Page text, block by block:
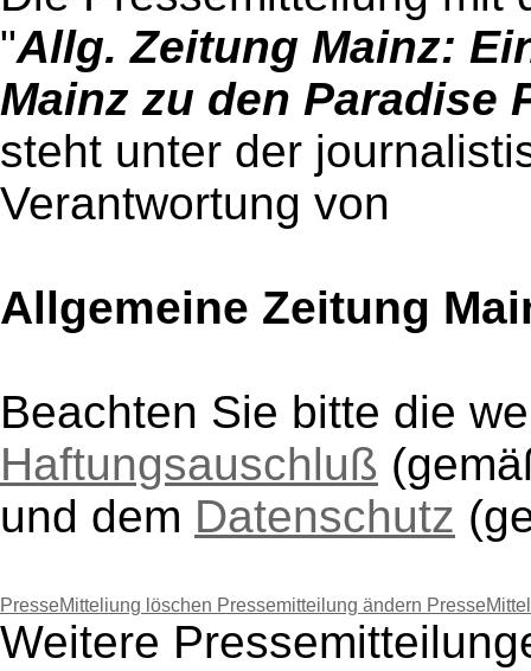
"Allg. Zeitung Mainz:
Mainz zu den Paradise
steht unter der
Verantwortung von
Allgemeine Zeitung
Beachten Sie bitte die
Haftungsauschluß
und dem Datenschutz
PresseMitteliung löschen Pressemitteilung ändern
Weitere